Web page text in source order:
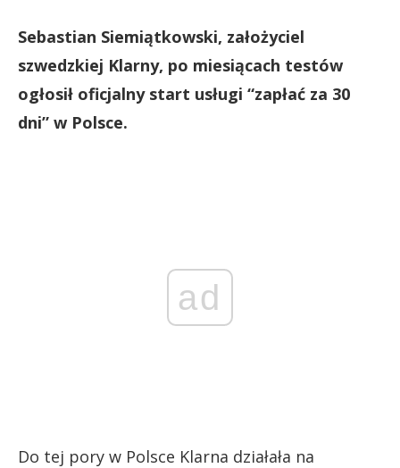
Sebastian Siemiątkowski, założyciel
szwedzkiej Klarny, po miesiącach testów
ogłosił oficjalny start usługi “zapłać za 30
dni” w Polsce.
ad
Do tej pory w Polsce Klarna działała na